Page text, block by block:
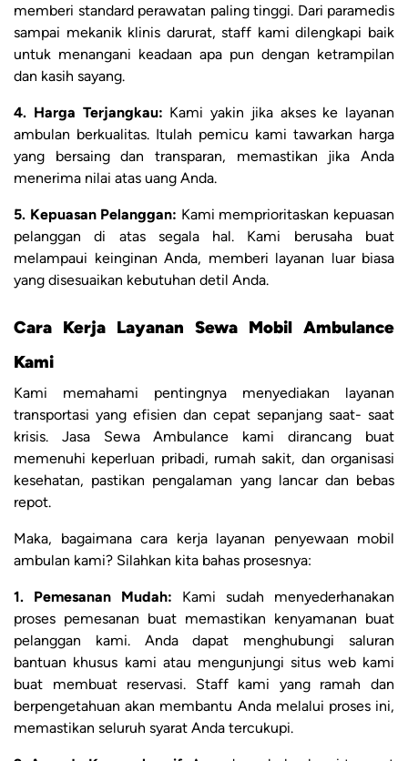
memberi standard perawatan paling tinggi. Dari paramedis
sampai mekanik klinis darurat, staff kami dilengkapi baik
untuk menangani keadaan apa pun dengan ketrampilan
dan kasih sayang.
4. Harga Terjangkau: Kami yakin jika akses ke layanan
ambulan berkualitas. Itulah pemicu kami tawarkan harga
yang bersaing dan transparan, memastikan jika Anda
menerima nilai atas uang Anda.
5. Kepuasan Pelanggan: Kami memprioritaskan kepuasan
pelanggan di atas segala hal. Kami berusaha buat
melampaui keinginan Anda, memberi layanan luar biasa
yang disesuaikan kebutuhan detil Anda.
Cara Kerja Layanan Sewa Mobil Ambulance
Kami
Kami memahami pentingnya menyediakan layanan
transportasi yang efisien dan cepat sepanjang saat- saat
krisis. Jasa Sewa Ambulance kami dirancang buat
memenuhi keperluan pribadi, rumah sakit, dan organisasi
kesehatan, pastikan pengalaman yang lancar dan bebas
repot.
Maka, bagaimana cara kerja layanan penyewaan mobil
ambulan kami? Silahkan kita bahas prosesnya:
1. Pemesanan Mudah: Kami sudah menyederhanakan
proses pemesanan buat memastikan kenyamanan buat
pelanggan kami. Anda dapat menghubungi saluran
bantuan khusus kami atau mengunjungi situs web kami
buat membuat reservasi. Staff kami yang ramah dan
berpengetahuan akan membantu Anda melalui proses ini,
memastikan seluruh syarat Anda tercukupi.